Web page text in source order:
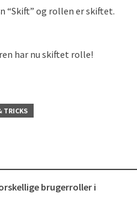
“Skift” og rollen er skiftet.
har nu skiftet rolle!
TRICKS
brugerroller i